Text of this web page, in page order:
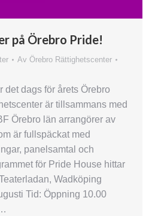
på Örebro Pride!
Av Örebro Rättighetscenter
det dags för årets Örebro
är tillsammans med
Örebro län arrangörer av
är fullspäckat med
panelsamtal och
för Pride House hittar
Wadköping
Tid: Öppning 10.00